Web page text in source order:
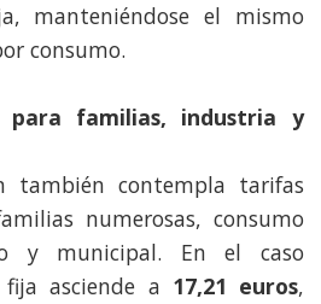
manteniéndose el mismo
consumo.
para familias, industria y
también contempla tarifas
numerosas, consumo
y municipal. En el caso
asciende a 17,21 euros,